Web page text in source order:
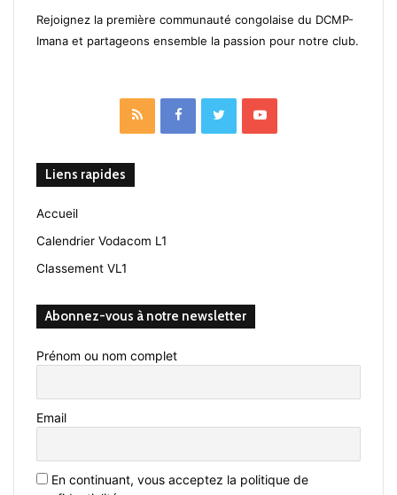
Rejoignez la première communauté congolaise du DCMP-
Imana et partageons ensemble la passion pour notre club.
RSS FacebookTwitterYouTube
Liens rapides
Accueil
Calendrier Vodacom L1
Classement VL1
Abonnez-vous à notre newsletter
Prénom ou nom complet
Email
En continuant, vous acceptez la politique de